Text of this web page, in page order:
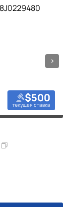
$500
текущая ставка